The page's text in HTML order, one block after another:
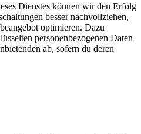
Dienstes können wir den Erfolg
besser nachvollziehen,
optimieren. Dazu
personenbezogenen Daten
ab, sofern du deren